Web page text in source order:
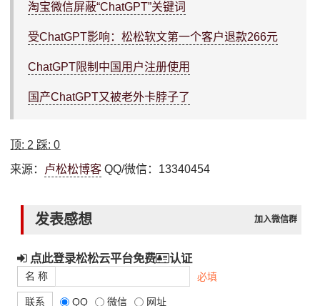
淘宝微信屏蔽“ChatGPT”关键词
受ChatGPT影响：松松软文第一个客户退款266元
ChatGPT限制中国用户注册使用
国产ChatGPT又被老外卡脖子了
顶: 2 踩:0
来源： 卢松松博客 QQ/微信：13340454
发表感想 加入微信群
点此登录松松云平台免费 认证
名 称 必填
联系 QQ 微信 网址